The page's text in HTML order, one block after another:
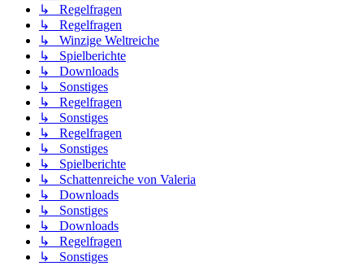
↳ Regelfragen
↳ Regelfragen
↳ Winzige Weltreiche
↳ Spielberichte
↳ Downloads
↳ Sonstiges
↳ Regelfragen
↳ Sonstiges
↳ Regelfragen
↳ Sonstiges
↳ Spielberichte
↳ Schattenreiche von Valeria
↳ Downloads
↳ Sonstiges
↳ Downloads
↳ Regelfragen
↳ Sonstiges